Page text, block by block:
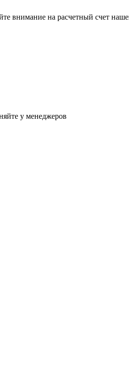
на расчетный счет
у менеджеров